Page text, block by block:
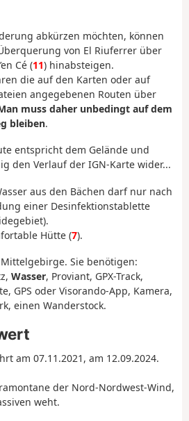
abkürzen möchten, können
von El Riuferrer über
Cé (11) hinabsteigen.
die auf den Karten oder auf
angegebenen Routen über
muss daher unbedingt auf dem
bleiben.
entspricht dem Gelände und
den Verlauf der IGN-Karte wider...
aus den Bächen darf nur nach
einer Desinfektionstablette
Hütte (7).
Sie benötigen:
Wasser, Proviant, GPX-Track,
GPS oder Visorando-App, Kamera,
einen Wanderstock.
am 07.11.2021, am 12.09.2024.
der Nord-Nordwest-Wind,
weht.